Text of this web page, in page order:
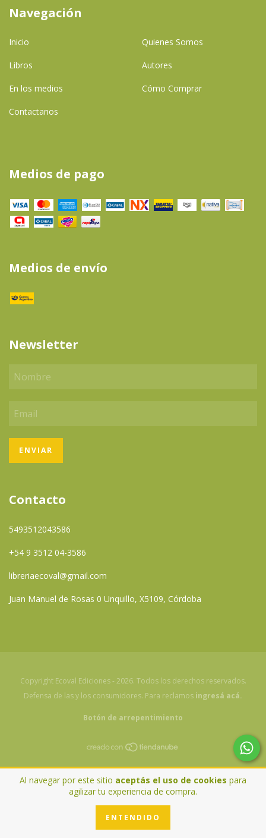
Al navegar por este sitio aceptás el uso de cookies para
agilizar tu experiencia de compra.
ENTENDIDO
Navegación
Inicio Quienes Somos
Libros Autores
En los medios Cómo Comprar
Contactanos
Medios de pago
Medios de envío
Newsletter
Contacto
5493512043586
+54 9 3512 04-3586
libreriaecoval@gmail.com
Juan Manuel de Rosas 0 Unquillo, X5109, Córdoba
Copyright Ecoval Ediciones - 2026. Todos los derechos reservados.
Defensa de las y los consumidores. Para reclamos ingresá acá.
Botón de arrepentimiento